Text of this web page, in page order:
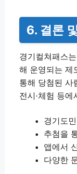
6. 결론
경기컬쳐패스
해 운영되는 제
통해 당첨된 사
전시·체험 등
경기도
추첨을
앱에서
다양한